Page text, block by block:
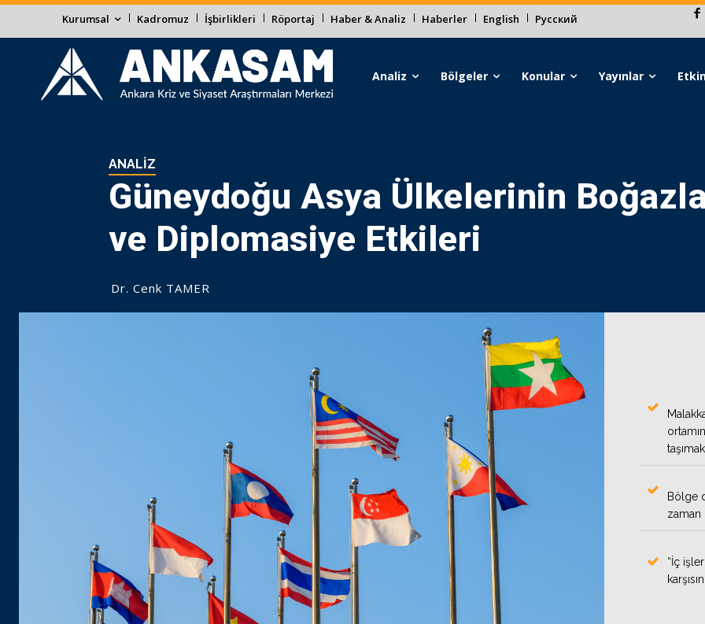
Kurumsal Kadromuz İşbirlikleri Röportaj Haber & Analiz Haberler English Русский
Analiz Bölgeler Konular Yayınlar
ANALIZ
Güneydoğu Asya Ülkelerinin
ve Diplomasiye Etkileri
Dr. Cenk TAMER
Bölge
“İç